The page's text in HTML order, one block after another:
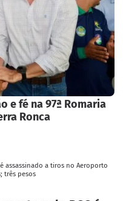
e fé na 97ª Romaria
Ronca